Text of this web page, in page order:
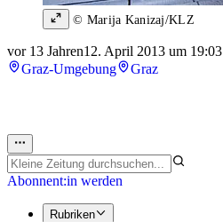
© Marija Kanizaj/KLZ
vor 13 Jahren12. April 2013 um 19:03
Graz-Umgebung
Graz
Abonnent:in werden
Rubriken